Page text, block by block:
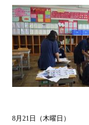
8月21日（木曜日）